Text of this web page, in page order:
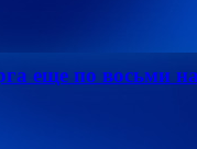
еще по восьми